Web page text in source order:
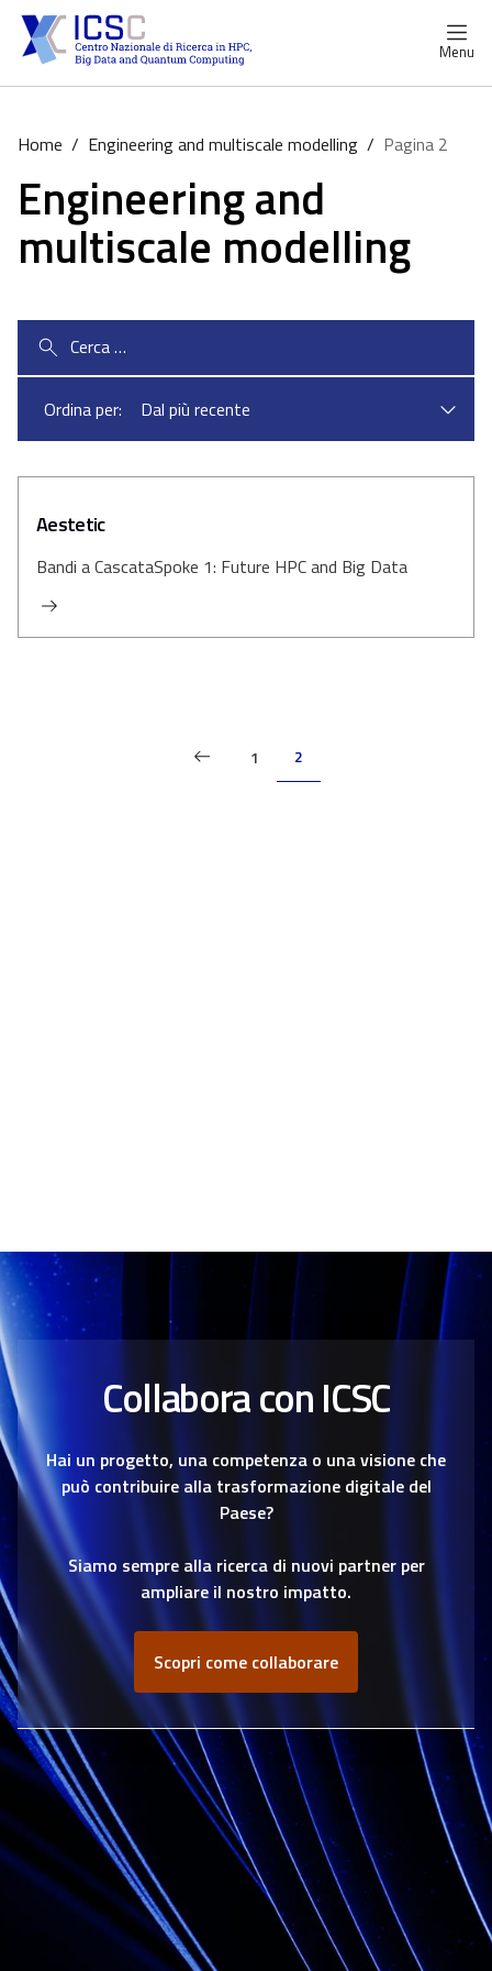
Menu
Home / Engineering and multiscale modelling / Pagina 2
Engineering and
multiscale modelling
Ricerca
per:
Ordina per:
Aestetic
Bandi a CascataSpoke 1: Future HPC and Big Data
d
e
g
l
i
a
t
i
c
o
l
i
1 2
Collabora con ICSC
Hai un progetto, una competenza o una visione che
può contribuire alla trasformazione digitale del
Paese?
Siamo sempre alla ricerca di nuovi partner per
ampliare il nostro impatto.
Scopri come collaborare